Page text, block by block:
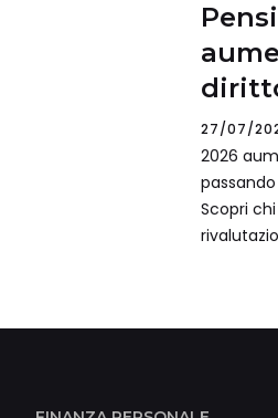
27/07/
2026
Scopri